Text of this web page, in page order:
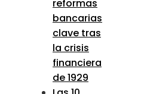
reformas
bancarias
clave tras
la crisis
financiera
de 1929